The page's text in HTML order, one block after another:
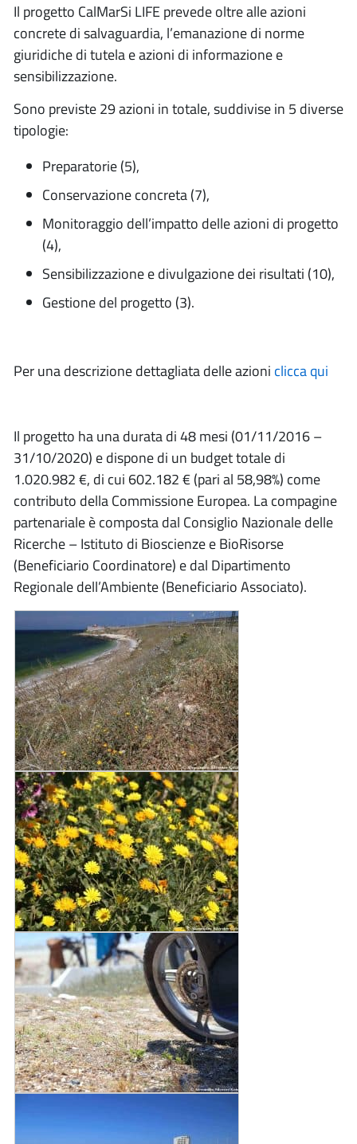
Il progetto CalMarSi LIFE prevede oltre alle azioni
concrete di salvaguardia, l’emanazione di norme
giuridiche di tutela e azioni di informazione e
sensibilizzazione.
Sono previste 29 azioni in totale, suddivise in 5 diverse
tipologie:
Preparatorie (5),
Conservazione concreta (7),
Monitoraggio dell’impatto delle azioni di progetto
(4),
Sensibilizzazione e divulgazione dei risultati (10),
Gestione del progetto (3).
Per una descrizione dettagliata delle azioni clicca qui
Il progetto ha una durata di 48 mesi (01/11/2016 –
31/10/2020) e dispone di un budget totale di
1.020.982 €, di cui 602.182 € (pari al 58,98%) come
contributo della Commissione Europea. La compagine
partenariale è composta dal Consiglio Nazionale delle
Ricerche – Istituto di Bioscienze e BioRisorse
(Beneficiario Coordinatore) e dal Dipartimento
Regionale dell’Ambiente (Beneficiario Associato).